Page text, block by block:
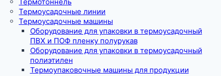
Термоусадочные линии
Термоусадочные машины
Оборудование для упаковки в термоусадочный
ПВХ и ПОФ пленку полурукав
Оборудование для упаковки в термоусадочный
полиэтилен
Термоупаковочные машины для продукции